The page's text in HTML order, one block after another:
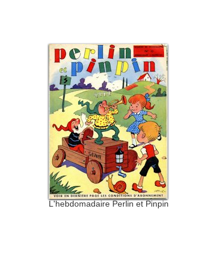
L'hebdomadaire Perlin et Pinpin